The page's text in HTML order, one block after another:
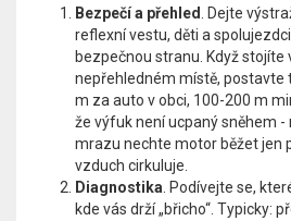
Bezpečí a přehled. Dejte
reflexní vestu, děti a
bezpečnou stranu. Když stojíte
nepřehledném místě, postavte
m za auto v obci, 100-200 m
že výfuk není ucpaný sněhem -
mrazu nechte motor běžet jen
vzduch cirkuluje.
Diagnostika. Podívejte se,
kde vás drží „břicho“. Typicky: